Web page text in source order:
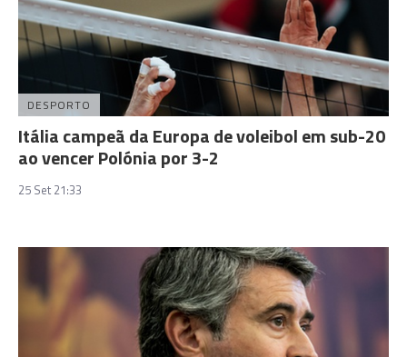
DESPORTO
Itália campeã da Europa de voleibol em sub-20
ao vencer Polónia por 3-2
25 Set 21:33